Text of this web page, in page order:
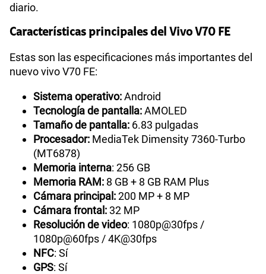
diario.
Características principales del Vivo V70 FE
Estas son las especificaciones más importantes del
nuevo vivo V70 FE:
Sistema operativo:Android
Tecnología de pantalla:AMOLED
Tamaño de pantalla: 6.83 pulgadas
Procesador: MediaTek Dimensity 7360-Turbo
(MT6878)
Memoria interna: 256 GB
Memoria RAM: 8 GB + 8 GB RAM Plus
Cámara principal:200 MP + 8 MP
Cámara frontal: 32 MP
Resolución de video: 1080p@30fps /
1080p@60fps / 4K@30fps
NFC: Sí
GPS: Sí